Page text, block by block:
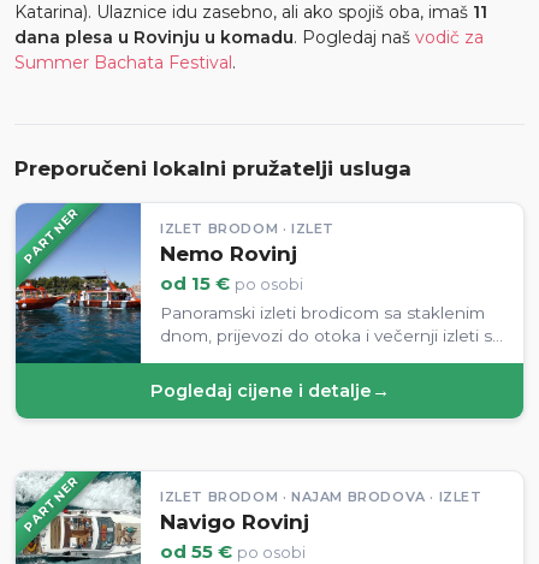
Katarina). Ulaznice idu zasebno, ali ako spojiš oba, imaš 11
dana plesa u Rovinju u komadu. Pogledaj naš vodič za
Summer Bachata Festival.
Preporučeni lokalni pružatelji usluga
PARTNER IZLET BRODOM · IZLET
Nemo Rovinj
od 15 € po osobi
Panoramski izleti brodicom sa staklenim
dnom, prijevozi do otoka i večernji izleti s
Pogledaj cijene i detalje →
PARTNER IZLET BRODOM · NAJAM BRODOVA · IZLET
Navigo Rovinj
od 55 € po osobi